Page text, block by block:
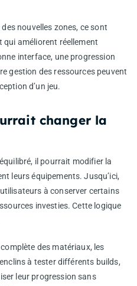
nouvelles zones, ce sont
améliorent réellement
interface, une progression
gestion des ressources peuvent
d’un jeu.
changer la
il pourrait modifier la
leurs équipements. Jusqu’ici,
à conserver certains
investies. Cette logique
des matériaux, les
à tester différents builds,
leur progression sans